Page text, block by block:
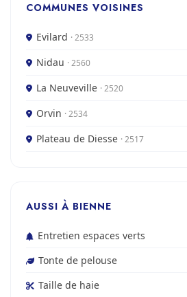
COMMUNES VOISINES
Evilard · 2533
Nidau · 2560
La Neuveville · 2520
Orvin · 2534
Plateau de Diesse · 2517
AUSSI À BIENNE
Entretien espaces verts
Tonte de pelouse
Taille de haie